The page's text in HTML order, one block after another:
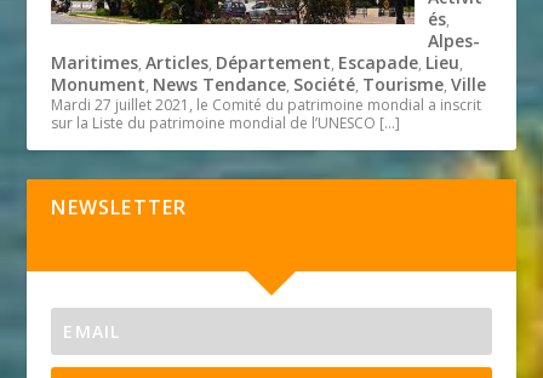
és,
Alpes-
Maritimes,Articles, Département, Escapade, Lieu,
Monument, News Tendance, Société, Tourisme,Ville
Mardi 27 juillet 2021, le Comité du patrimoine mondial a inscrit
sur la Liste du patrimoine mondial de l’UNESCO […]
NEWSLETTER